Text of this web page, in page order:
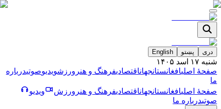
دری پښتو English
شنبه ۱۷ اسد ۱۴۰۵
صفحۀ اصلیافغانستانجهاناقتصادیفرهنگ و هنر ورزشویدیوصوتیدرباره
ما
صفحۀ اصلیافغانستانجهاناقتصادیفرهنگ و هنر ورزش
ویدیو
صوتیدرباره ما